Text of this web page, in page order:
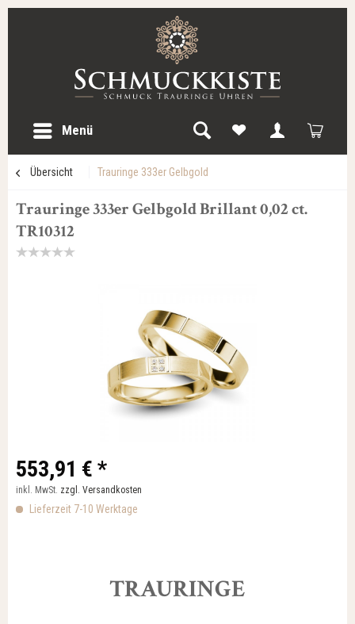
Menü
Übersicht Trauringe 333er Gelbgold
Trauringe 333er Gelbgold Brillant 0,02 ct.
TR10312
553,91 € *
inkl. MwSt. zzgl. Versandkosten
Lieferzeit 7-10 Werktage
TRAURINGE